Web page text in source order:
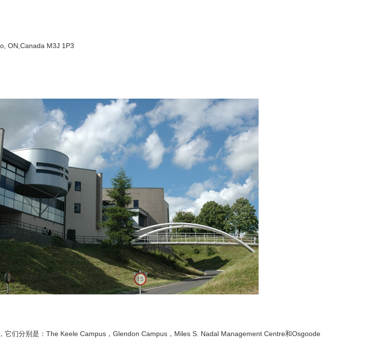
ON,Canada M3J 1P3
它们分别是：The Keele Campus，Glendon Campus，Miles S. Nadal Management Centre和Osgoode